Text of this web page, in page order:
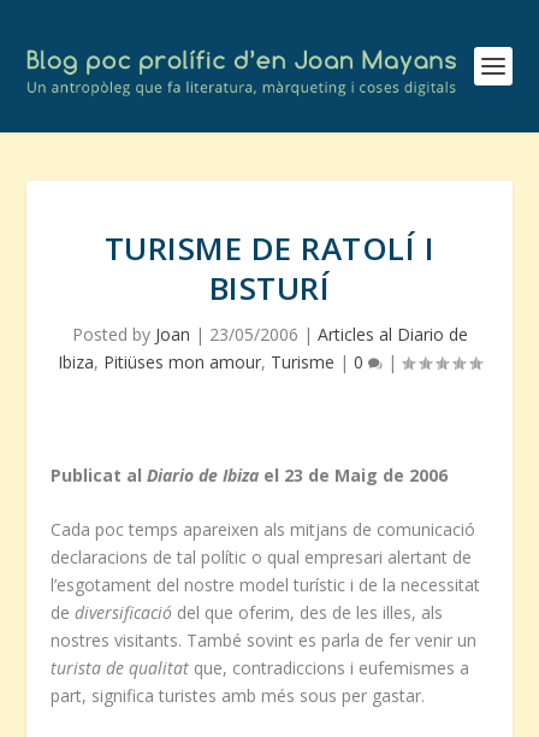
TURISME DE RATOLÍ I
BISTURÍ
Posted by Joan | 23/05/2006 | Articles al Diario de
Ibiza, Pitiüses mon amour, Turisme | 0 |
Publicat alDiario de Ibiza el 23 de Maig de 2006
Cada poc temps apareixen als mitjans de comunicació
declaracions de tal polític o qual empresari alertant de
l’esgotament del nostre model turístic i de la necessitat
dediversificació del que oferim, des de les illes, als
nostres visitants. També sovint es parla de fer venir un
turista de qualitat que, contradiccions i eufemismes a
part, significa turistes amb més sous per gastar.